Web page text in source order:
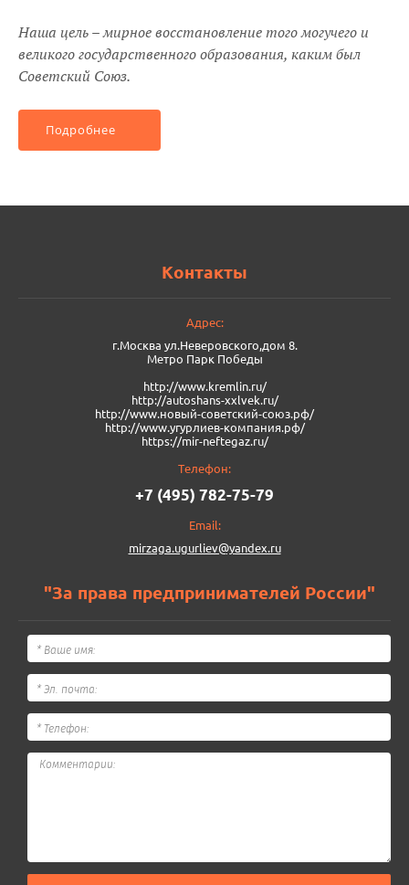
Наша цель – мирное восстановление того могучего и
великого государственного образования, каким был
Советский Союз.
Подробнее
Контакты
Адрес:
г.Москва ул.Неверовского,дом 8.
Метро Парк Победы
http://www.kremlin.ru/
http://autoshans-xxlvek.ru/
​http://www.новый-советский-союз.рф/
http://www.угурлиев-компания.рф/
https://mir-neftegaz.ru/
Телефон:
+7 (495) 782-75-79
Email:
mirzaga.ugurliev@yandex.ru
"За права предпринимателей России"